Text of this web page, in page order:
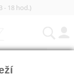
- 18 hod.)